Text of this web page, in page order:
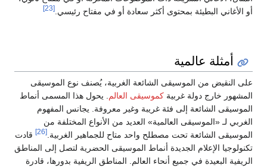
أو الأغاني البطيئة بمحتوى أكثر سعادة أو في مفتاح رئيسي. [23]
أمثلة عالمية
على النقيض من الموسيقى الشائعة الغربية، يُصنف نوع الموسيقى
المشهور خارج دولة غربية كموسيقى العالم
. يحول هذا المسمى أنماط
الموسيقى الشائعة إلى فئة غريبة وغير معروفة. يجانس المفهوم
الغربي لـ «الموسيقى العالمية» العديد من الأنواع المختلفة من
الموسيقى الشائعة تحت مصطلح واحد متاح للجماهير الغربية. [26]
قادت
تكنولوجيا الإعلام الجديدة أنماط الموسيقى الحضرية لتصل إلى المناطق
الريفية البعيدة في جميع أنحاء العالم. المناطق الريفية بدورها، قادرة